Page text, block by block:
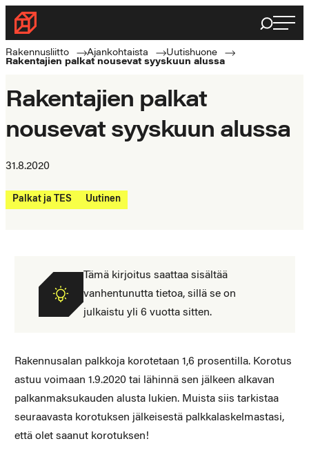
Siirry
suoraan
sisältöön
Rakennusliitto
Rakennusalan
ammattilaisten
Haku
Rakennusliitto Ajankohtaista
Uutishuone
Rakentajien palkat nousevat syyskuun alussa
Rakentajien palkat
nousevat syyskuun alussa
31.8.2020
Palkat ja TES Uutinen
Tämä kirjoitus saattaa sisältää
vanhentunutta tietoa, sillä se on
julkaistu yli 6 vuotta sitten.
Rakennusalan palkkoja korotetaan 1,6 prosentilla. Korotus
astuu voimaan 1.9.2020 tai lähinnä sen jälkeen alkavan
palkanmaksukauden alusta lukien. Muista siis tarkistaa
seuraavasta korotuksen jälkeisestä palkkalaskelmastasi,
että olet saanut korotuksen!